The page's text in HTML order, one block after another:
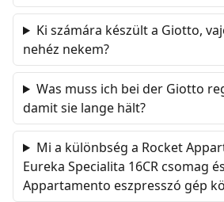
Ki számára készült a Giotto,
nehéz nekem?
Was muss ich bei der Giotto
damit sie lange hält?
Mi a különbség a Rocket
Eureka Specialita 16CR csomag
Appartamento eszpresszó gép